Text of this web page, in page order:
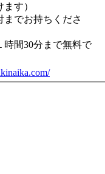
す）
でお持ちくださ
時間30分まで無料で